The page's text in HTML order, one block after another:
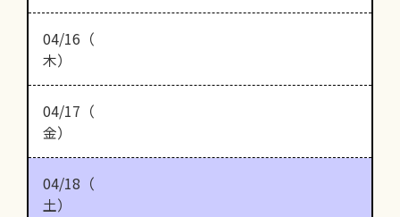
04/16（
木）
04/17（
金）
04/18（
土）